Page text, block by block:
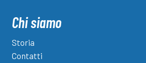
articoli
Chi siamo
Storia
Contatti